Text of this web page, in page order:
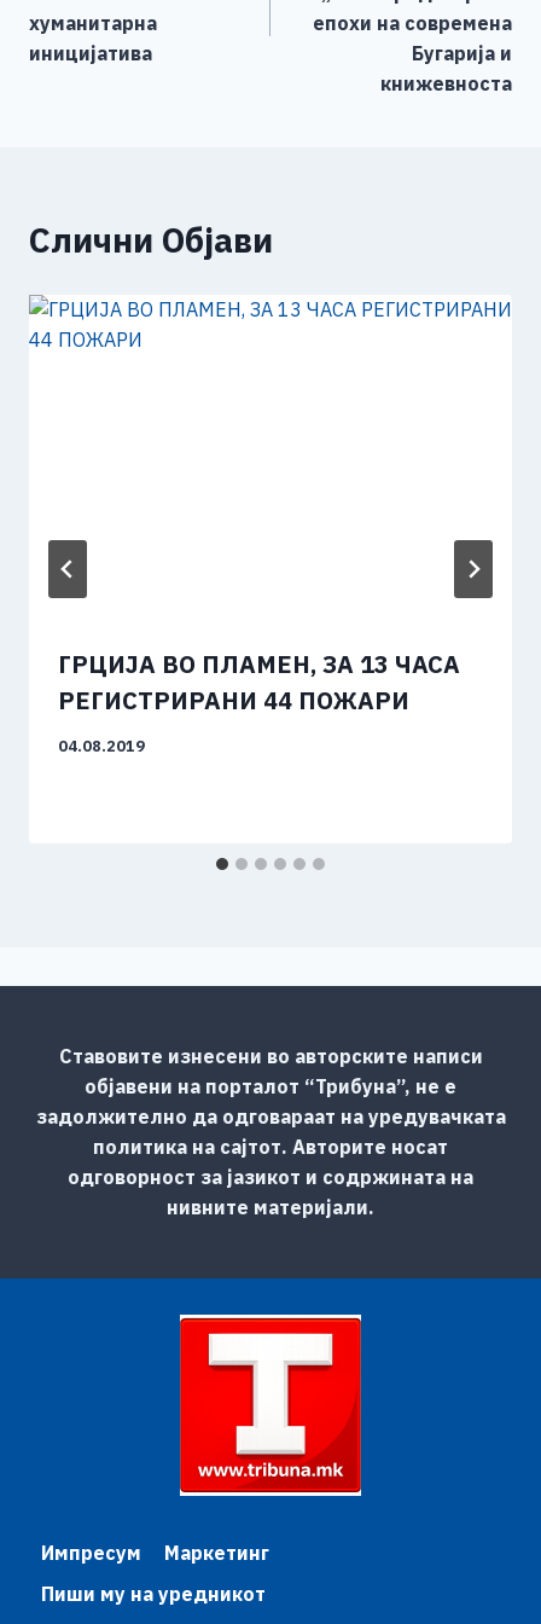
хуманитарна
иницијатива
епохи на современа
Бугарија и
книжевноста
Слични Објави
ГРЦИЈА ВО ПЛАМЕН, ЗА 13 ЧАСА
РЕГИСТРИРАНИ 44 ПОЖАРИ
04.08.2019
Ставовите изнесени во авторските написи
објавени на порталот “Трибуна”, не е
задолжително да одговараат на уредувачката
политика на сајтот. Авторите носат
одговорност за јазикот и содржината на
нивните материјали.
Импресум
Маркетинг
Пиши му на уредникот